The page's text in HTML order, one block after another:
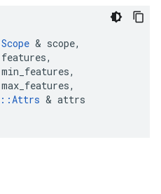
Scope & scope,
features,
min_features,
max_features,
::Attrs & attrs